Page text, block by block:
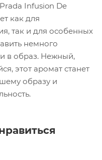
Infusion De
как для
так и для особенных
немного
в образ. Нежный,
этот аромат станет
образу и